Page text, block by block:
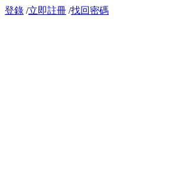
登錄 /立即註冊 /找回密碼